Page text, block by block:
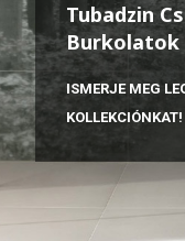
Tubadzin
Burkolatok
ISMERJE MEG